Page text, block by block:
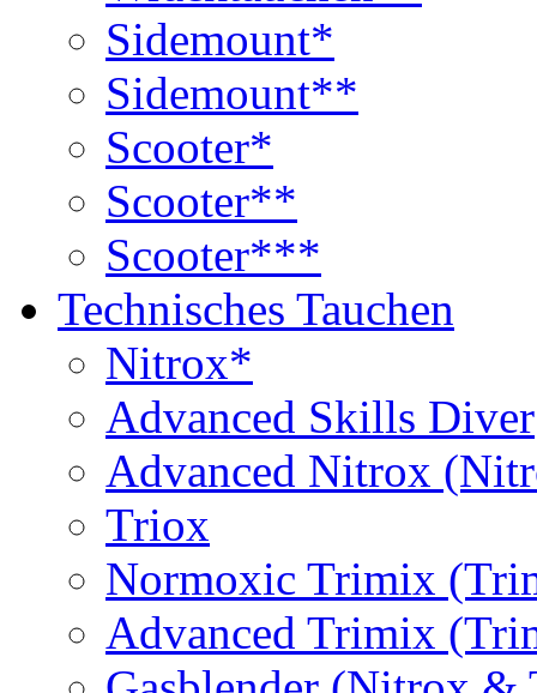
Sidemount*
Sidemount**
Scooter*
Scooter**
Scooter***
Technisches Tauchen
Nitrox*
Advanced Skills Diver
Advanced Nitrox
Triox
Normoxic Trimix
Advanced Trimix